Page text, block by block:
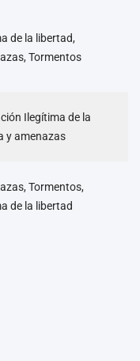
de la libertad,
Tormentos
Ilegítima de la
y amenazas
Tormentos,
de la libertad